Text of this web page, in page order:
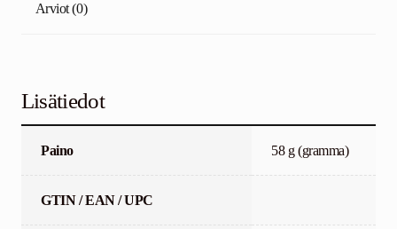
Arviot (0)
Lisätiedot
Paino 58 g (gramma)
GTIN / EAN / UPC